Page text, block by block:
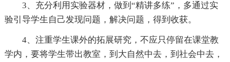
3、充分利用实验器材，做到“精讲多练”，多通过实
验引导学生自己发现问题，解决问题，得到收获。
4、注重学生课外的拓展研究，不应只停留在课堂教
学内，要将学生带出教室，到大自然中去，到社会中去，